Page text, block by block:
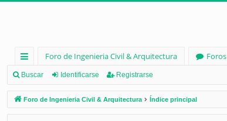
nl
ac
es
Foro de Ingenieria Civil & Arquitectura
Foros
Buscar Identificarse Registrarse
Foro de Ingenieria Civil & Arquitectura Índice principal